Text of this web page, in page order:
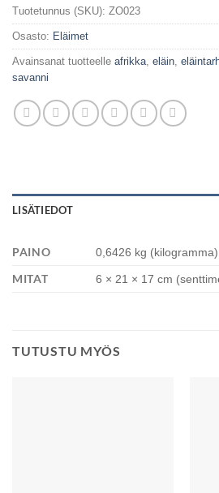
Tuotetunnus (SKU): ZO023
Osasto: Eläimet
Avainsanat tuotteelle afrikka eläin
savanni
LISÄTIEDOT
PAINO 0,6426 kg (kilogramma)
MITAT 6 × 21 × 17 cm
TUTUSTU MYÖS